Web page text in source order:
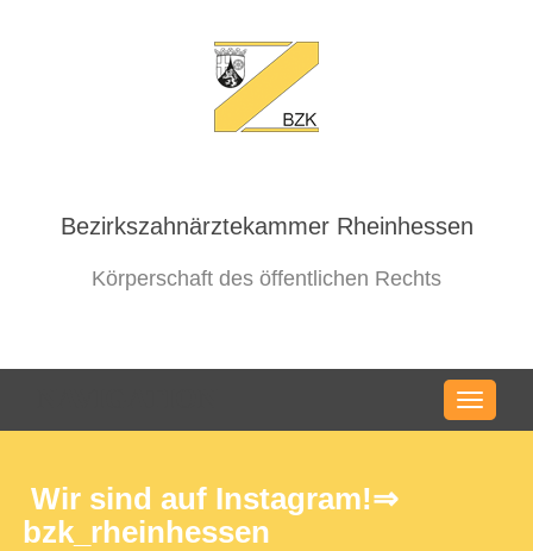
Bezirkszahnärztekammer Rheinhessen
Körperschaft des öffentlichen Rechts
Wir sind auf Instagram!⇒
bzk_rheinhessen